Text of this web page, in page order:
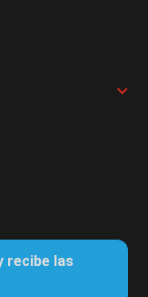
recibe las